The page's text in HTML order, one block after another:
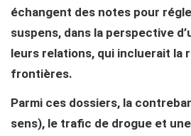
échangent des notes pour
suspens, dans la perspective
leurs relations, qui incluerait la
frontières.
Parmi ces dossiers, la
sens), le trafic de drogue et